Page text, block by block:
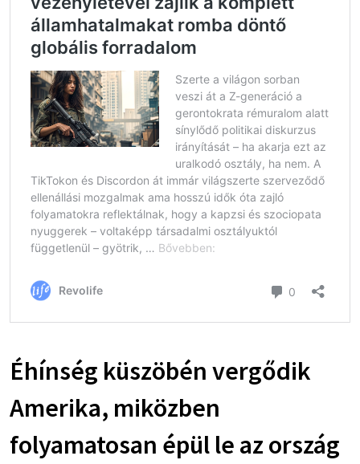
Éhínség küszöbén vergődik
Amerika, miközben
folyamatosan épül le az ország